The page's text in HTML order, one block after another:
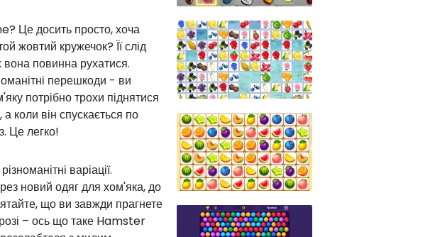
Це досить просто, хоча
жовтий кружечок? Її слід
повинна рухатися.
перешкоди - ви
потрібно трохи піднятися
коли він спускається по
Це легко!
варіації.
новий одяг для хом'яка, до
що ви завжди прагнете
– ось що таке Hamster